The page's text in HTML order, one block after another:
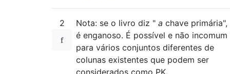
2 Nota: se o livro diz " a chave primária",
é enganoso. É possível e não incomum
para vários conjuntos diferentes de
colunas existentes que podem ser
considerados como PK.